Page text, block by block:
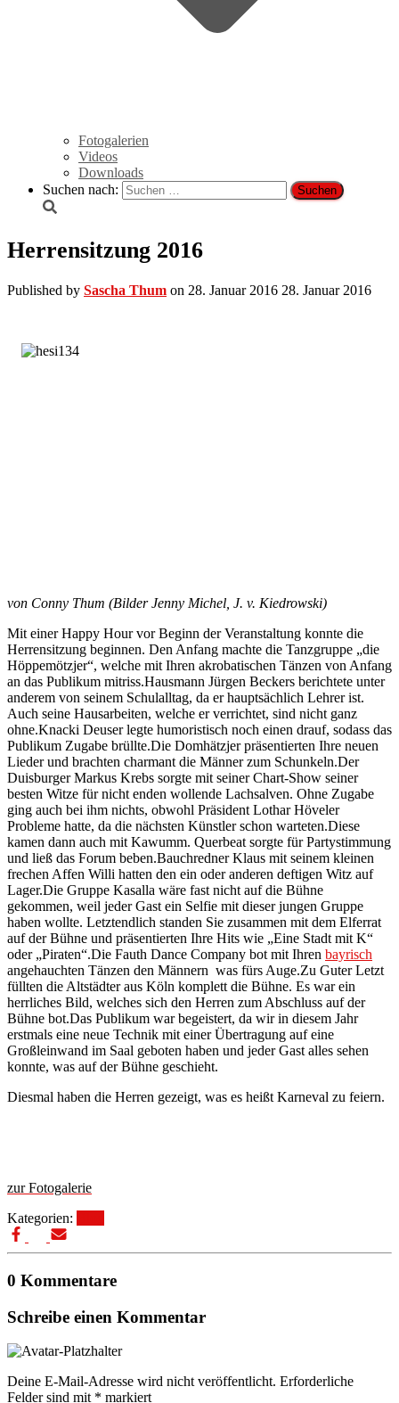
Fotogalerien
Videos
Downloads
Suchen nach:
Herrensitzung 2016
Published by Sascha Thum on 28. Januar 2016 28. Januar 2016
von Conny Thum (Bilder Jenny Michel, J. v. Kiedrowski)
Mit einer Happy Hour vor Beginn der Veranstaltung konnte die
Herrensitzung beginnen. Den Anfang machte die Tanzgruppe „die
Höppemötzjer“, welche mit Ihren akrobatischen Tänzen von Anfang
an das Publikum mitriss.Hausmann Jürgen Beckers berichtete unter
anderem von seinem Schulalltag, da er hauptsächlich Lehrer ist.
Auch seine Hausarbeiten, welche er verrichtet, sind nicht ganz
ohne.Knacki Deuser legte humoristisch noch einen drauf, sodass das
Publikum Zugabe brüllte.Die Domhätzjer präsentierten Ihre neuen
Lieder und brachten charmant die Männer zum Schunkeln.Der
Duisburger Markus Krebs sorgte mit seiner Chart-Show seiner
besten Witze für nicht enden wollende Lachsalven. Ohne Zugabe
ging auch bei ihm nichts, obwohl Präsident Lothar Höveler
Probleme hatte, da die nächsten Künstler schon warteten.Diese
kamen dann auch mit Kawumm. Querbeat sorgte für Partystimmung
und ließ das Forum beben.Bauchredner Klaus mit seinem kleinen
frechen Affen Willi hatten den ein oder anderen deftigen Witz auf
Lager.Die Gruppe Kasalla wäre fast nicht auf die Bühne
gekommen, weil jeder Gast ein Selfie mit dieser jungen Gruppe
haben wollte. Letztendlich standen Sie zusammen mit dem Elferrat
auf der Bühne und präsentierten Ihre Hits wie „Eine Stadt mit K“
oder „Piraten“.Die Fauth Dance Company bot mit Ihren bayrisch
angehauchten Tänzen den Männern was fürs Auge.Zu Guter Letzt
füllten die Altstädter aus Köln komplett die Bühne. Es war ein
herrliches Bild, welches sich den Herren zum Abschluss auf der
Bühne bot.Das Publikum war begeistert, da wir in diesem Jahr
erstmals eine neue Technik mit einer Übertragung auf eine
Großleinwand im Saal geboten haben und jeder Gast alles sehen
konnte, was auf der Bühne geschieht.
Diesmal haben die Herren gezeigt, was es heißt Karneval zu feiern.
zur Fotogalerie
Kategorien:
0 Kommentare
Schreibe einen Kommentar
Deine E-Mail-Adresse wird nicht veröffentlicht. Erforderliche
Felder sind mit * markiert